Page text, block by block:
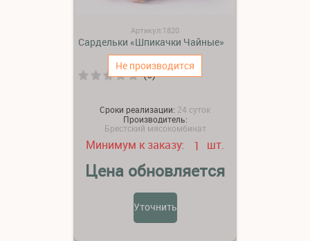
Не производится
Артикул:1820
Сардельки «Шпикачки Чайные»
(0)
Сроки реализации: 24 суток
Производитель:
Брестский мясокомбинат
Минимум к заказу: 1 шт.
Цена обновляется
Уточнить